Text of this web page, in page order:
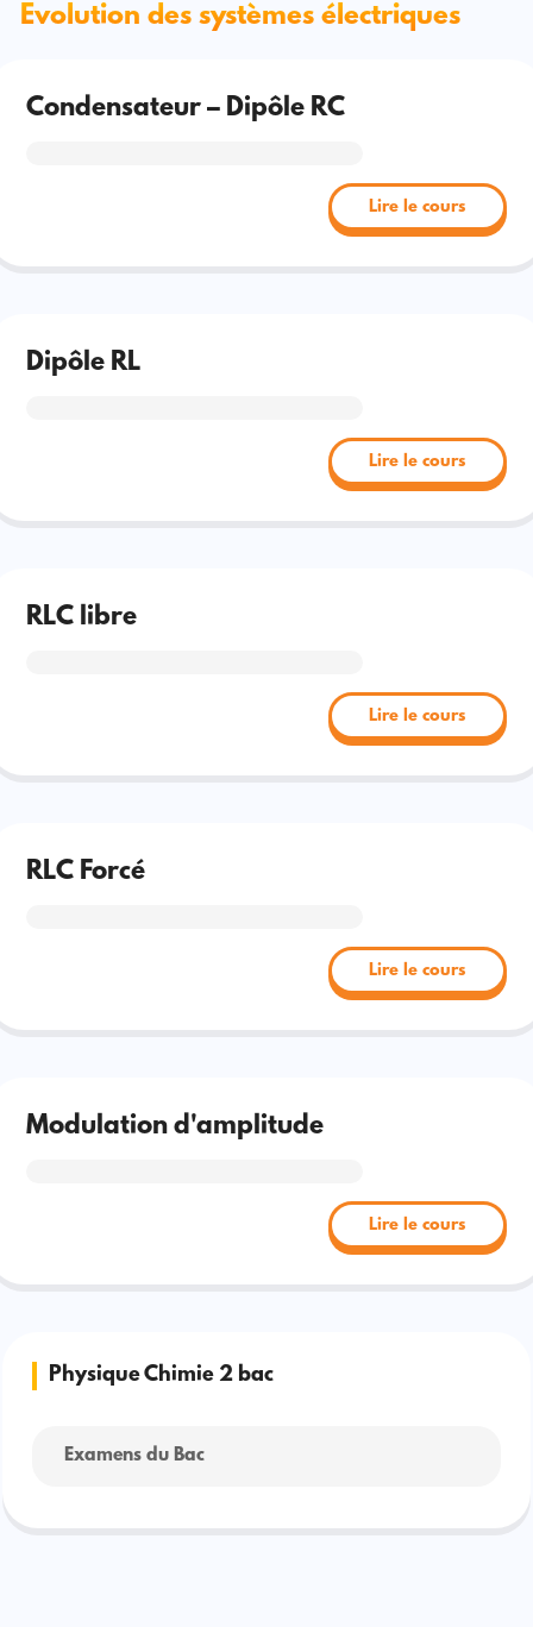
Evolution des systèmes électriques
Condensateur – Dipôle RC
Lire le cours
Dipôle RL
Lire le cours
RLC libre
Lire le cours
RLC Forcé
Lire le cours
Modulation d'amplitude
Lire le cours
Physique Chimie 2 bac
Examens du Bac